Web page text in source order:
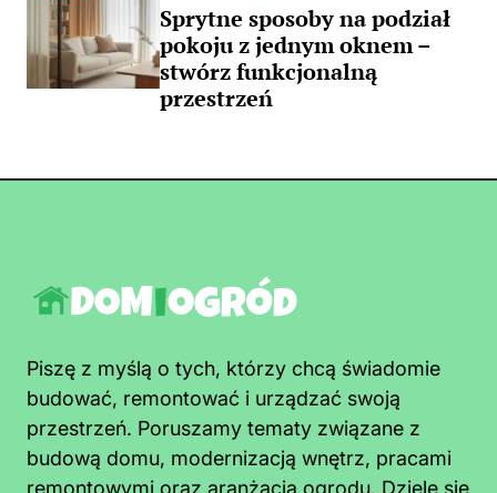
IN
Sprytne sposoby na podział
pokoju z jednym oknem –
stwórz funkcjonalną
przestrzeń
Piszę z myślą o tych, którzy chcą świadomie
budować, remontować i urządzać swoją
przestrzeń. Poruszamy tematy związane z
budową domu, modernizacją wnętrz, pracami
remontowymi oraz aranżacją ogrodu. Dzielę się